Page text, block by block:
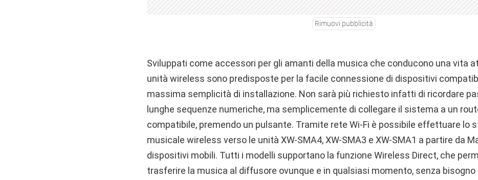
Rimuovi pubblicità
Sviluppati come accessori per gli amanti della musica che conducono una vita
unità wireless sono predisposte per la facile connessione di dispositivi
massima semplicità di installazione. Non sarà più richiesto infatti di ricordare
lunghe sequenze numeriche, ma semplicemente di collegare il sistema a un
compatibile, premendo un pulsante. Tramite rete Wi-Fi è possibile effettuare lo
musicale wireless verso le unità XW-SMA4, XW-SMA3 e XW-SMA1 a partire da
dispositivi mobili. Tutti i modelli supportano la funzione Wireless Direct, che
trasferire la musica al diffusore ovunque e in qualsiasi momento, senza bisogno